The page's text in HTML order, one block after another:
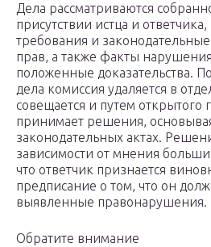
Дела рассматриваются
присутствии истца и
требования и
прав, а также факты
положенные доказательства.
дела комиссия удаляется в
совещается и путем открытого
принимает решения,
законодательных актах.
зависимости от мнения
что ответчик признается
предписание о том, что он
выявленные правонарушения.
Обратите внимание